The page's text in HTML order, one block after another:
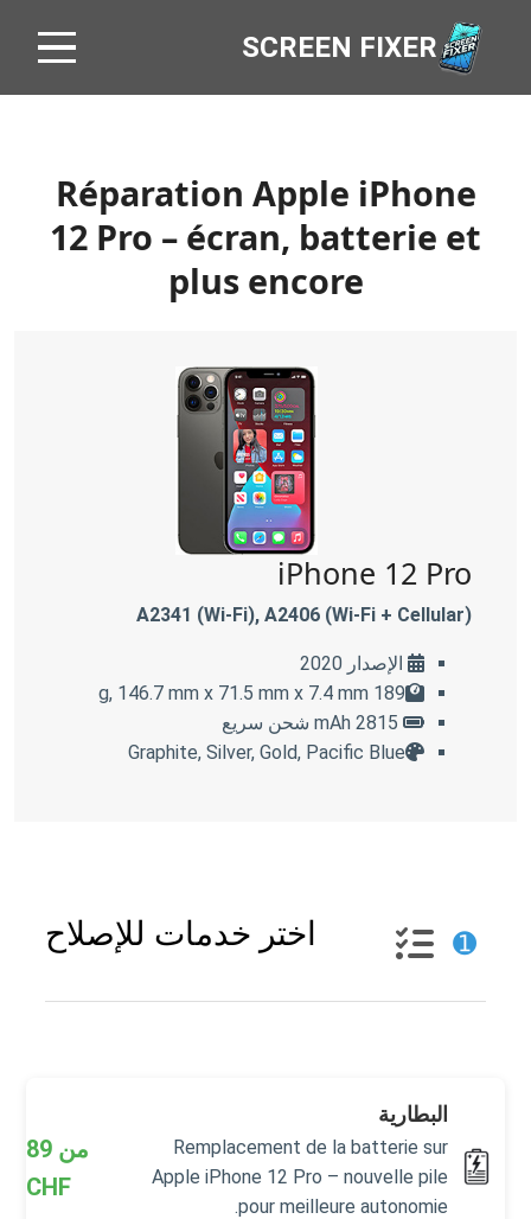
SCREEN FIXER
Réparation Apple iPhone
12 Pro – écran, batterie et
plus encore
iPhone 12 Pro
A2341 (Wi-Fi), A2406 (Wi-Fi + Cellular)
الإصدار 2020
189 g, 146.7 mm x 71.5 mm x 7.4 mm
Graphite, Silver, Gold, Pacific Blue
➊ اختر خدمات للإصلاح
البطارية
Remplacement de la batterie sur
Apple iPhone 12 Pro – nouvelle pile
pour meilleure autonomie.
من 89
CHF